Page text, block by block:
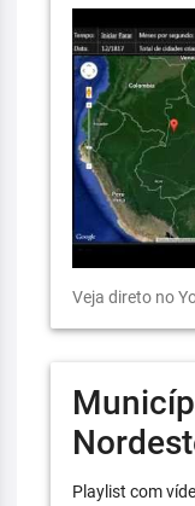
Veja direto no
Playlist com